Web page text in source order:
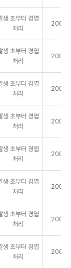
생 초부터 경엽
처리
2000
생 초부터 경엽
처리
2000
생 초부터 경엽
처리
2000
생 초부터 경엽
처리
2000
생 초부터 경엽
처리
2000
생 초부터 경엽
처리
2000
생 초부터 경엽
처리
2000
생 초부터 경엽
처리
2000